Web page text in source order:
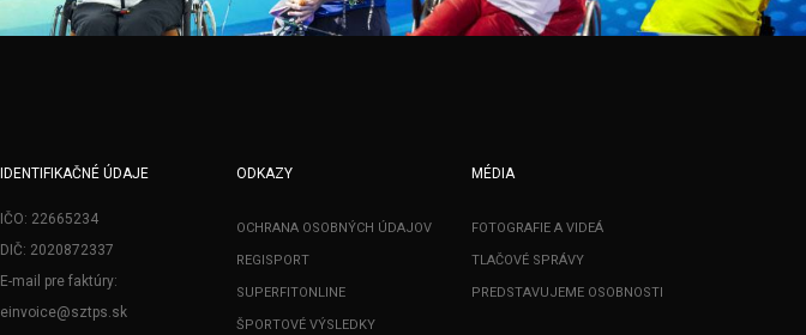
IDENTIFIKAČNÉ ÚDAJE
IČO: 22665234
DIČ: 2020872337
E-mail pre faktúry:
einvoice@sztps.sk
ODKAZY
OCHRANA OSOBNÝCH ÚDAJOV
REGISPORT
SUPERFITONLINE
ŠPORTOVÉ VÝSLEDKY
MÉDIA
FOTOGRAFIE A VIDEÁ
TLAČOVÉ SPRÁVY
PREDSTAVUJEME OSOBNOSTI